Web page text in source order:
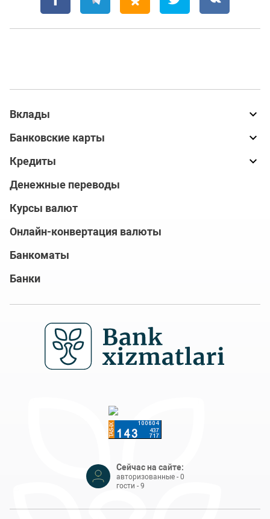
Вклады
Банковские карты
Кредиты
Денежные переводы
Курсы валют
Онлайн-конвертация валюты
Банкоматы
Банки
Сейчас на сайте:
авторизованные - 0
гости - 9